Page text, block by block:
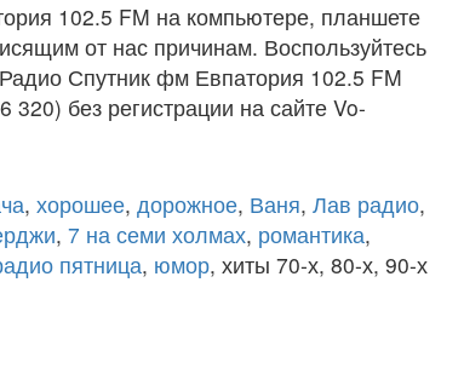
102.5 FM на компьютере, планшете
от нас причинам. Воспользуйтесь
Спутник фм Евпатория 102.5 FM
без регистрации на сайте Vo-
, хорошее, дорожное, Ваня, Лав радио,
, 7 на семи холмах, романтика,
пятница, юмор, хиты 70-х, 80-х, 90-х